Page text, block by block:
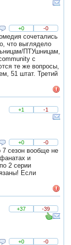
+0 -0
сочетались
что выглядело
ПТУшницам,
с
те же вопросы,
51 штат. Третий
+1
-1
+0 -0
7 сезон вообще не
и
2 серии
Если
+37
-39
+0 -0